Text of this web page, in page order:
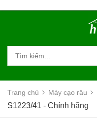
Trang chủ Máy cạo râu
S1223/41 - Chính hãng